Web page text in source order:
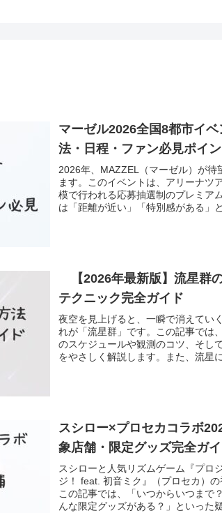
マーゼル2026全国8都市イ
法・日程・ファン必見ポイン
2026年、MAZZEL（マーゼル）が待
ます。このイベントは、アリーナツ
模で行われる応募抽選制のプレミア
は「距離が近い」「特別感がある」
【2026年最新版】流星群
テクニック完全ガイド
夜空を見上げると、一瞬で消えてい
れが「流星群」です。この記事では
のスケジュールや観測のコツ、そし
をやさしく解説します。また、流星
スシロー×プロセカコラボ
象店舗・限定グッズ完全ガ
スシローと人気リズムゲーム『プロ
ジ！ feat. 初音ミク』（プロセカ）
この記事では、「いつからいつまで
んな限定グッズがある？」といった